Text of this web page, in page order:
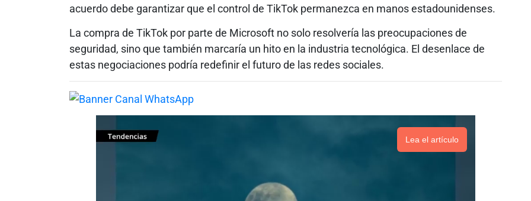
acuerdo debe garantizar que el control de TikTok permanezca en manos estadounidenses.
La compra de TikTok por parte de Microsoft no solo resolvería las preocupaciones de
seguridad, sino que también marcaría un hito en la industria tecnológica. El desenlace de
estas negociaciones podría redefinir el futuro de las redes sociales.
Lea el artículo